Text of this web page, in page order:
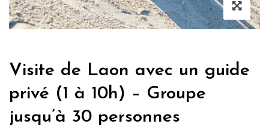
Visite de Laon avec un guide
privé (1 à 10h) – Groupe
jusqu’à 30 personnes